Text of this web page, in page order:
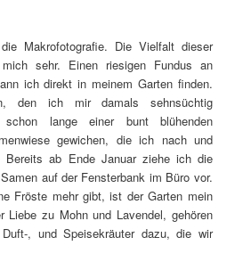
Makrofotografie. Die Vielfalt dieser
sehr. Einen riesigen Fundus an
ich direkt in meinem Garten finden.
den ich mir damals sehnsüchtig
lange einer bunt blühenden
gewichen, die ich nach und
Bereits ab Ende Januar ziehe ich die
auf der Fensterbank im Büro vor.
Fröste mehr gibt, ist der Garten mein
Liebe zu Mohn und Lavendel, gehören
, und Speisekräuter dazu, die wir